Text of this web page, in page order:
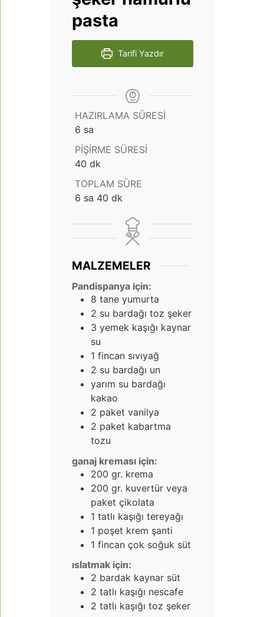
pasta
Tarifi Yazdır
HAZIRLAMA SÜRESI
6 saat
sa
PIŞIRME SÜRESI
40 dakika
dk
TOPLAM SÜRE
6 saat
sa 40 dakika
dk
MALZEMELER
Pandispanya için:
8 tane yumurta
2 su bardağı toz şeker
3 yemek kaşığı kaynar
su
1 fincan sıvıyağ
2 su bardağı un
yarım su bardağı
kakao
2 paket vanilya
2 paket kabartma
tozu
ganaj kreması için:
200 gr. krema
200 gr. kuvertür veya
paket çikolata
1 tatlı kaşığı tereyağı
1 poşet krem şanti
1 fincan çok soğuk süt
ıslatmak için:
2 bardak kaynar süt
2 tatlı kaşığı nescafe
2 tatlı kaşığı toz şeker